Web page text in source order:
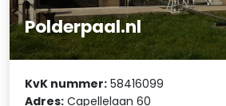
Polderpaal.nl
KvK nummer: 58416099
Adres: Capellelaan 60